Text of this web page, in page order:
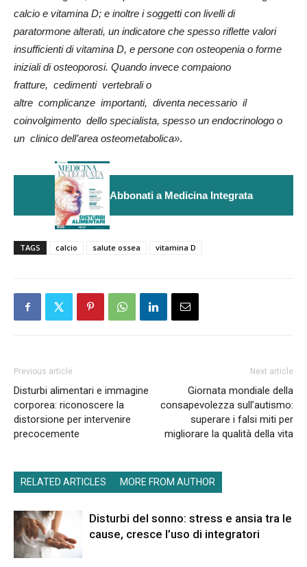
calcio e vitamina D; e inoltre i soggetti con livelli di
paratormone alterati, un indicatore che spesso riflette valori
insufficienti di vitamina D, e persone con osteopenia o forme
iniziali di osteoporosi. Quando invece compaiono
fratture, cedimenti vertebrali o
altre complicanze importanti, diventa necessario il
coinvolgimento dello specialista, spesso un endocrinologo o
un clinico dell’area osteometabolica».
Abbonati a Medicina Integrata
TAGS calcio salute ossea vitamina D
Previous article
Disturbi alimentari e immagine
corporea: riconoscere la
distorsione per intervenire
precocemente
Next article
Giornata mondiale della
consapevolezza sull’autismo:
superare i falsi miti per
migliorare la qualità della vita
RELATED ARTICLES MORE FROM AUTHOR
Disturbi del sonno: stress e ansia tra le
cause, cresce l’uso di integratori